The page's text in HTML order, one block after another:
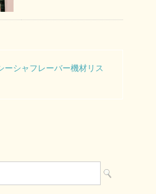
ーシャフレーバー機材リス